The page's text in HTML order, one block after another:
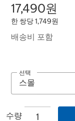
17,490원
한 쌍당 1,749원
배송비 포함
선택
수량